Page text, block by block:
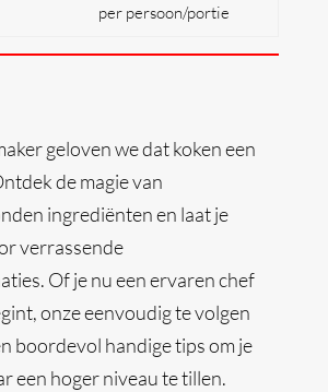
per persoon/portie
geloven we dat koken een
de magie van
ingrediënten en laat je
verrassende
Of je nu een ervaren chef
onze eenvoudig te volgen
boordevol handige tips om je
een hoger niveau te tillen.